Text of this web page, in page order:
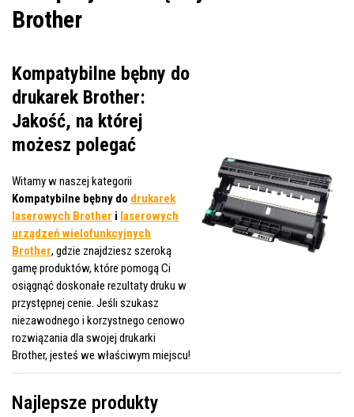
Brother
Kompatybilne bębny do
drukarek Brother:
Jakość, na której
możesz polegać
Witamy w naszej kategorii
Kompatybilne bębny do drukarek
laserowych Brother i laserowych
urządzeń wielofunkcyjnych
Brother, gdzie znajdziesz szeroką
gamę produktów, które pomogą Ci
osiągnąć doskonałe rezultaty druku w
przystępnej cenie. Jeśli szukasz
niezawodnego i korzystnego cenowo
rozwiązania dla swojej drukarki
Brother, jesteś we właściwym miejscu!
Najlepsze produkty